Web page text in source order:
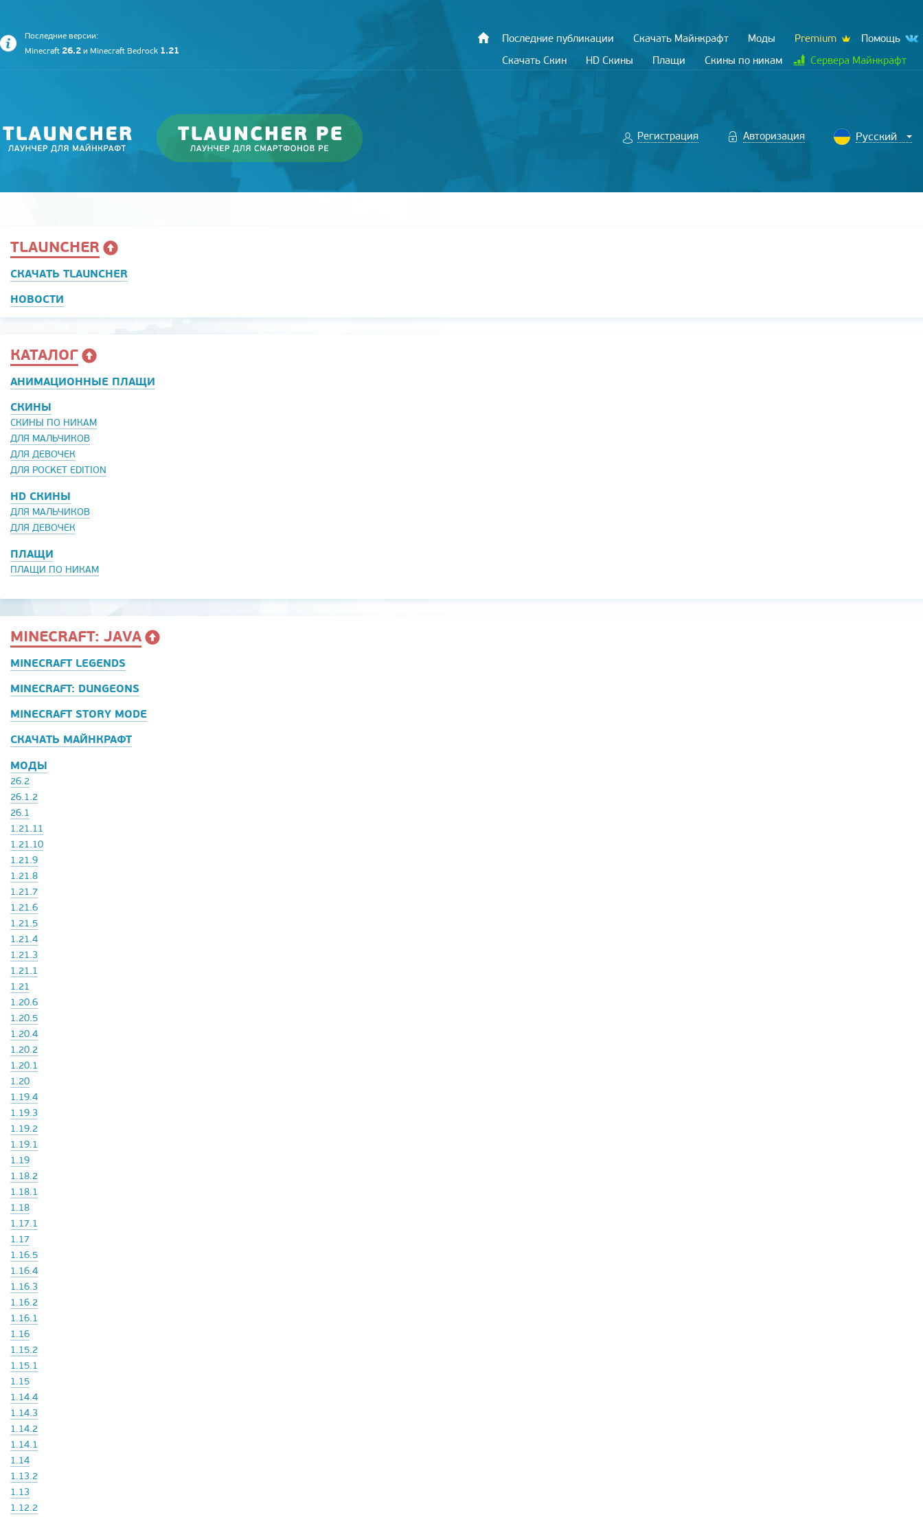
Последние версии:
Minecraft 26.2 и Minecraft Bedrock 1.21
Последние публикации Скачать Майнкрафт Моды Premium
Помощь
Скачать Скин
HD Скины Плащи Скины по никам Сервера Майнкрафт
Регистрация Авторизация
TLAUNCHER
СКАЧАТЬ TLAUNCHER
НОВОСТИ
КАТАЛОГ
АНИМАЦИОННЫЕ ПЛАЩИ
СКИНЫ
СКИНЫ ПО НИКАМ
ДЛЯ МАЛЬЧИКОВ
ДЛЯ ДЕВОЧЕК
ДЛЯ POCKET EDITION
HD СКИНЫ
ДЛЯ МАЛЬЧИКОВ
ДЛЯ ДЕВОЧЕК
ПЛАЩИ
ПЛАЩИ ПО НИКАМ
MINECRAFT: JAVA
MINECRAFT LEGENDS
MINECRAFT: DUNGEONS
MINECRAFT STORY MODE
СКАЧАТЬ МАЙНКРАФТ
МОДЫ
26.2
26.1.2
26.1
1.21.11
1.21.10
1.21.9
1.21.8
1.21.7
1.21.6
1.21.5
1.21.4
1.21.3
1.21.1
1.21
1.20.6
1.20.5
1.20.4
1.20.2
1.20.1
1.20
1.19.4
1.19.3
1.19.2
1.19.1
1.19
1.18.2
1.18.1
1.18
1.17.1
1.17
1.16.5
1.16.4
1.16.3
1.16.2
1.16.1
1.16
1.15.2
1.15.1
1.15
1.14.4
1.14.3
1.14.2
1.14.1
1.14
1.13.2
1.13
1.12.2